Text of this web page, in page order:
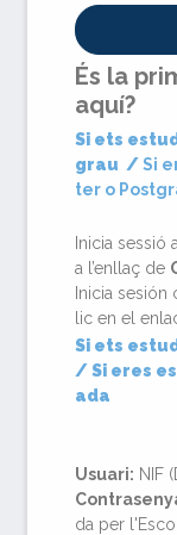
És la
aquí?
Si ets
grau /Si
ter o
Inicia
a l’enllaç de
Inicia
lic en el
Si ets
/ Si eres
ada
Usuari: NIF
da per